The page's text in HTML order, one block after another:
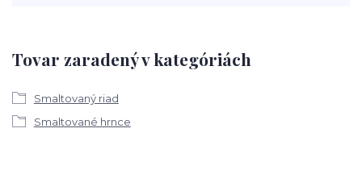
Tovar zaradený v kategóriách
Smaltovaný riad
Smaltované hrnce